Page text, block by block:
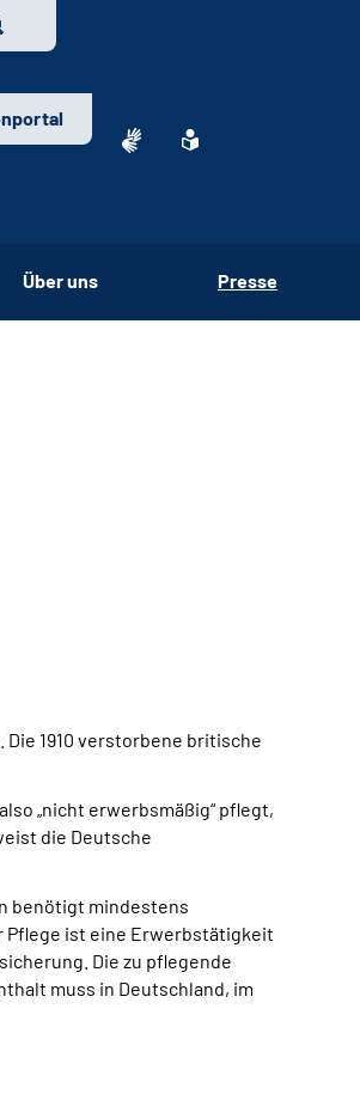
Über uns Presse
1910 verstorbene britische
„nicht erwerbsmäßig“ pflegt,
die Deutsche
benötigt mindestens
Pflege ist eine Erwerbstätigkeit
Die zu pflegende
muss in Deutschland, im